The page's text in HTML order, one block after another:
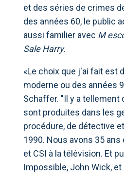
et des séries de crimes
des années 60, le public
aussi familier avec M
Sale Harry.
«Le choix que j'ai fait est
moderne ou des années
Schaffer. "Il y a tellement
sont produites dans les
procédure, de détective
1990. Nous avons 35 ans
et CSI à la télévision. Et
Impossible, John Wick,